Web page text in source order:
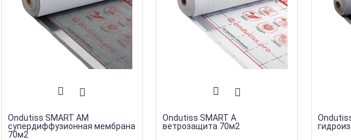
Ondutiss SMART AM
супердиффузионная мембрана
70м2
Ondutiss SMART A
ветрозащита 70м2